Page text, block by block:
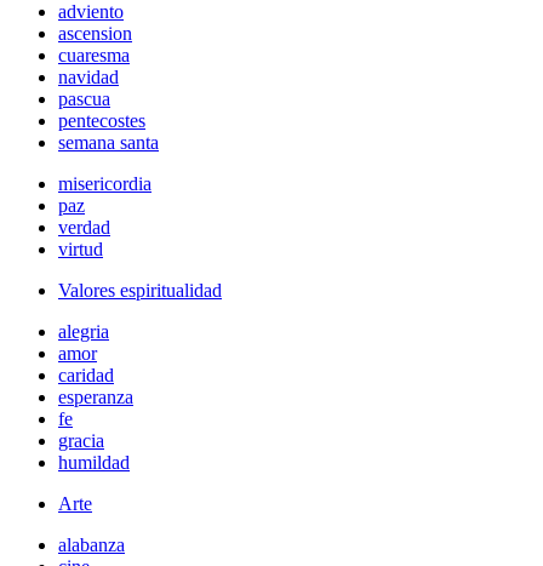
adviento
ascension
cuaresma
navidad
pascua
pentecostes
semana santa
misericordia
paz
verdad
virtud
Valores espiritualidad
alegria
amor
caridad
esperanza
fe
gracia
humildad
Arte
alabanza